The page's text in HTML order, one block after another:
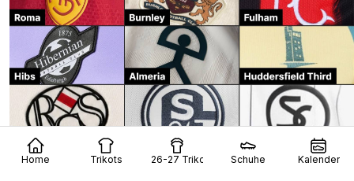
Home Trikots 26-27 Trikots Schuhe Kalender
Trend bei den Trikots 2026/27: Alternative